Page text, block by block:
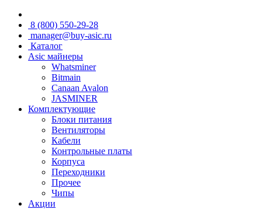
8 (800) 550-29-28
manager@buy-asic.ru
Каталог
Asic майнеры
Whatsminer
Bitmain
Canaan Avalon
JASMINER
Комплектующие
Блоки питания
Вентиляторы
Кабели
Контрольные платы
Корпуса
Переходники
Прочее
Чипы
Акции